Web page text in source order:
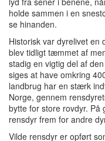
holde sammen i en
se hinanden.
Historisk var dyrelivet en
blev tidligt tæmmet af
stadig en vigtig del af
siges at have omkring
landbrug har en stærk
Norge, gennem
bytte for store rovdyr. På
rensdyr frem for andre
Vilde rensdyr er opført